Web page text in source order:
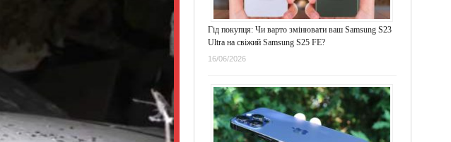
Гід покупця: Чи варто змінювати ваш Samsung S23
Ultra на свіжий Samsung S25 FE?
16/06/2026